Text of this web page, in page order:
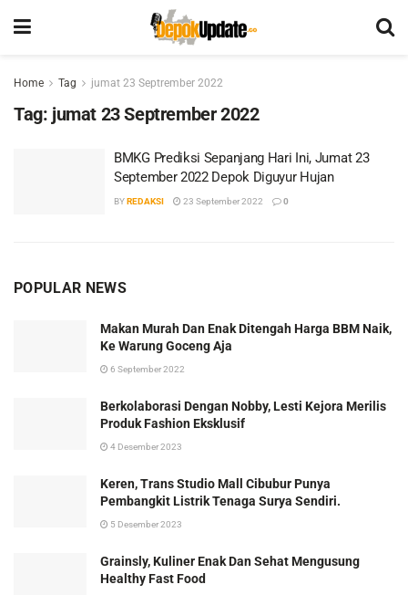
Home Tag jumat 23 Septrember 2022
Tag: jumat 23 Septrember 2022
BMKG Prediksi Sepanjang Hari Ini, Jumat 23
September 2022 Depok Diguyur Hujan
BYREDAKSI 23 September 2022 0
POPULAR NEWS
Makan Murah Dan Enak Ditengah Harga BBM Naik,
Ke Warung Goceng Aja
6 September 2022
Berkolaborasi Dengan Nobby, Lesti Kejora Merilis
Produk Fashion Eksklusif
4 Desember 2023
Keren, Trans Studio Mall Cibubur Punya
Pembangkit Listrik Tenaga Surya Sendiri.
5 Desember 2023
Grainsly, Kuliner Enak Dan Sehat Mengusung
Healthy Fast Food